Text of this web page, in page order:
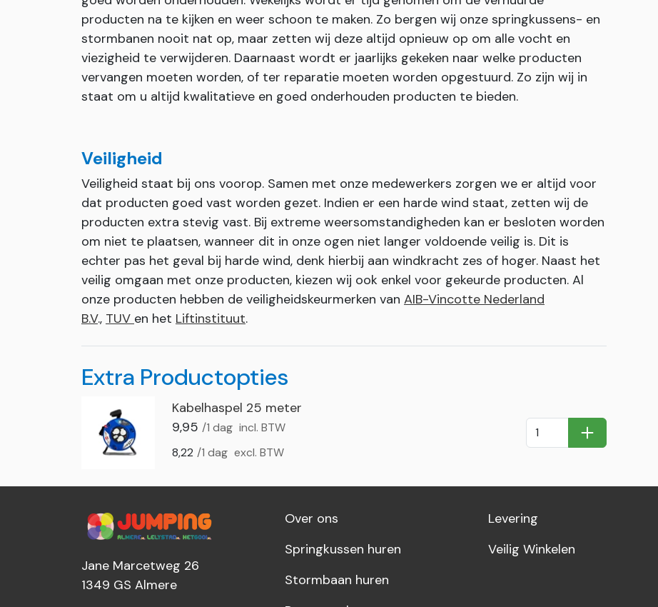
producten na te kijken en weer schoon te maken. Zo bergen wij onze springkussens- en
stormbanen nooit nat op, maar zetten wij deze altijd opnieuw op om alle vocht en
viezigheid te verwijderen. Daarnaast wordt er jaarlijks gekeken naar welke producten
vervangen moeten worden, of ter reparatie moeten worden opgestuurd. Zo zijn wij in
staat om u altijd kwalitatieve en goed onderhouden producten te bieden.
Veiligheid
Veiligheid staat bij ons voorop. Samen met onze medewerkers zorgen we er altijd voor
dat producten goed vast worden gezet. Indien er een harde wind staat, zetten wij de
producten extra stevig vast. Bij extreme weersomstandigheden kan er besloten worden
om niet te plaatsen, wanneer dit in onze ogen niet langer voldoende veilig is. Dit is
echter pas het geval bij harde wind, denk hierbij aan windkracht zes of hoger. Naast het
veilig omgaan met onze producten, kiezen wij ook enkel voor gekeurde producten. Al
onze producten hebben de veiligheidskeurmerken van AIB-Vincotte Nederland
B.V., TUV en het Liftinstituut.
Extra Productopties
Kabelhaspel 25 meter
9,95 /1 dag incl. BTW
8,22 /1 dag excl. BTW
In Winkelwagen
Jane Marcetweg 26
1349 GS Almere
Over ons
Springkussen huren
Stormbaan huren
Levering
Veilig Winkelen